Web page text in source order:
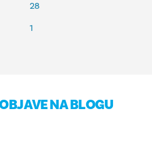
28
1
NA BLOGU